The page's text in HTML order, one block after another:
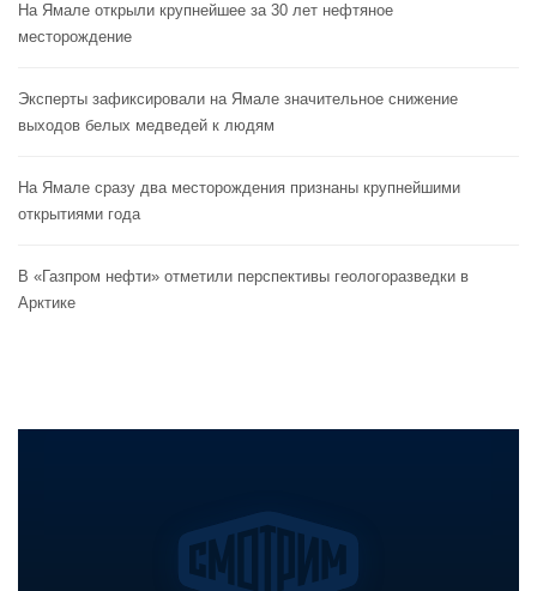
На Ямале открыли крупнейшее за 30 лет нефтяное
месторождение
Эксперты зафиксировали на Ямале значительное снижение
выходов белых медведей к людям
На Ямале сразу два месторождения признаны крупнейшими
открытиями года
В «Газпром нефти» отметили перспективы геологоразведки в
Арктике